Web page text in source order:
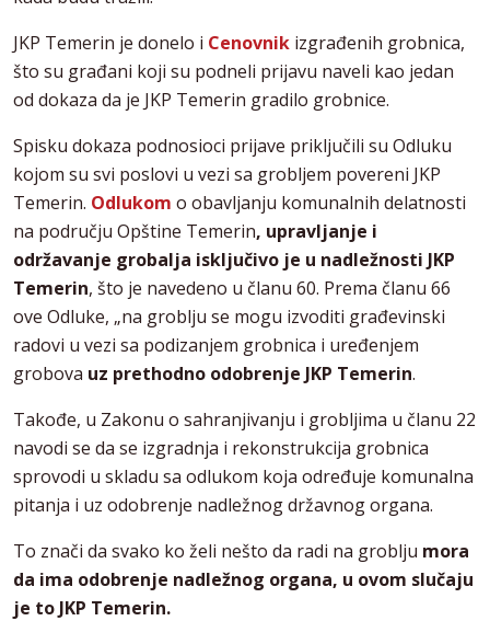
JKP Temerin je donelo i Cenovnik izgrađenih grobnica,
što su građani koji su podneli prijavu naveli kao jedan
od dokaza da je JKP Temerin gradilo grobnice.
Spisku dokaza podnosioci prijave priključili su Odluku
kojom su svi poslovi u vezi sa grobljem povereni JKP
Temerin. Odlukom o obavljanju komunalnih delatnosti
na području Opštine Temerin, upravljanje i
održavanje grobalja isključivo je u nadležnosti JKP
Temerin, što je navedeno u članu 60. Prema članu 66
ove Odluke, „na groblju se mogu izvoditi građevinski
radovi u vezi sa podizanjem grobnica i uređenjem
grobova uz prethodno odobrenje JKP Temerin.
Takođe, u Zakonu o sahranjivanju i grobljima u članu 22
navodi se da se izgradnja i rekonstrukcija grobnica
sprovodi u skladu sa odlukom koja određuje komunalna
pitanja i uz odobrenje nadležnog državnog organa.
To znači da svako ko želi nešto da radi na groblju mora
da ima odobrenje nadležnog organa, u ovom slučaju
je to JKP Temerin.